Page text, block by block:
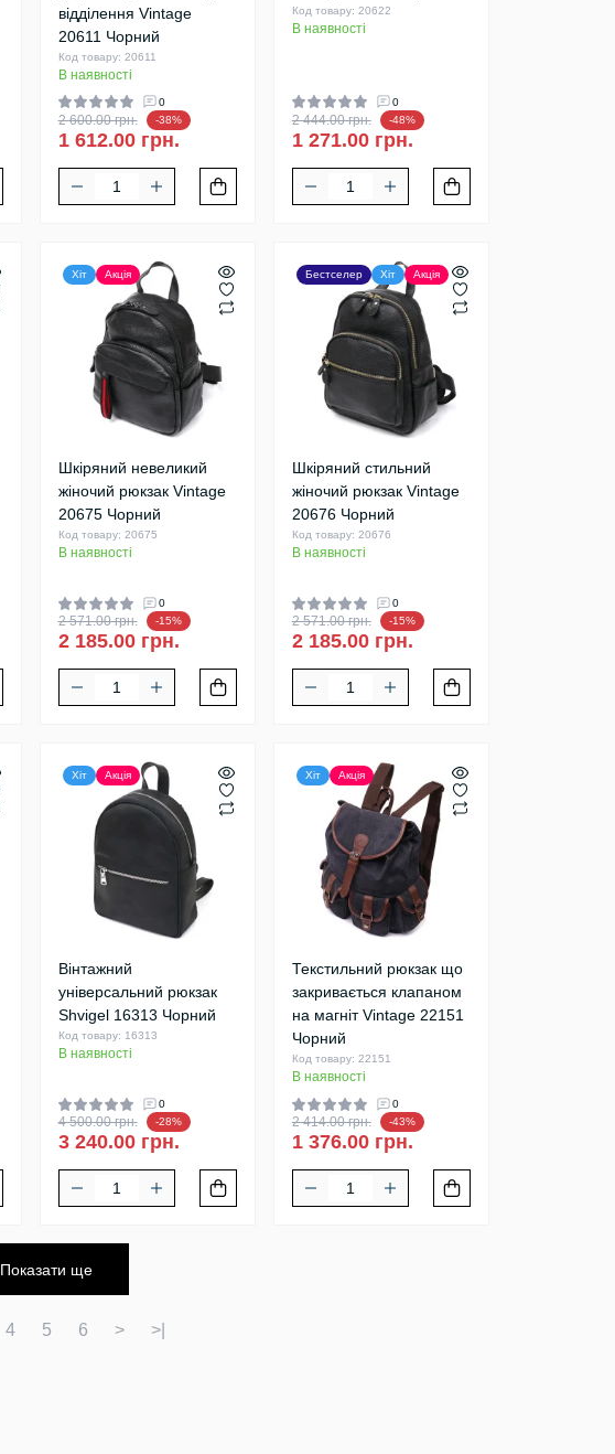
відділення Vintage
20611 Чорний
Код товару: 20611
В наявності
0
2 600.00 грн. -38%
1 612.00 грн.
Код товару: 20622
В наявності
0
2 444.00 грн. -48%
1 271.00 грн.
Хіт Акція
Шкіряний невеликий
жіночий рюкзак Vintage
20675 Чорний
Код товару: 20675
В наявності
0
2 571.00 грн. -15%
2 185.00 грн.
Бестселер Хіт Акція
Шкіряний стильний
жіночий рюкзак Vintage
20676 Чорний
Код товару: 20676
В наявності
0
2 571.00 грн. -15%
2 185.00 грн.
Хіт Акція
Вінтажний
універсальний рюкзак
Shvigel 16313 Чорний
Код товару: 16313
В наявності
0
4 500.00 грн. -28%
3 240.00 грн.
Хіт Акція
Текстильний рюкзак що
закривається клапаном
на магніт Vintage 22151
Чорний
Код товару: 22151
В наявності
0
2 414.00 грн. -43%
1 376.00 грн.
Показати ще
4 5 6 > >|